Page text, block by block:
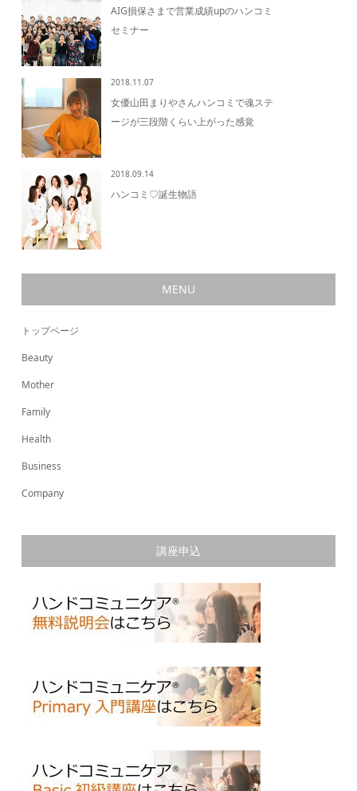
AIG損保さまで営業成績upのハンコミ
セミナー
2018.11.07
女優山田まりやさんハンコミで魂ステ
ージが三段階くらい上がった感覚
2018.09.14
ハンコミ♡誕生物語
MENU
トップページ
Beauty
Mother
Family
Health
Business
Company
講座申込